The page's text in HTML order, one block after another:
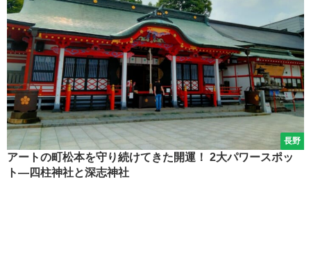
長野
アートの町松本を守り続けてきた開運！ 2大パワースポッ
ト―四柱神社と深志神社